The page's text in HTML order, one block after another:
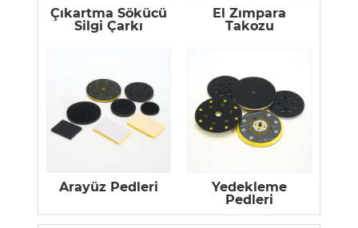
Çıkartma Sökücü
Silgi Çarkı
El Zımpara
Takozu
Arayüz Pedleri
Yedekleme
Pedleri